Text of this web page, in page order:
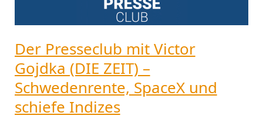
Der Presseclub mit Victor
Gojdka (DIE ZEIT) –
Schwedenrente, SpaceX und
schiefe Indizes
SpaceX
und
schiefe
Indizes